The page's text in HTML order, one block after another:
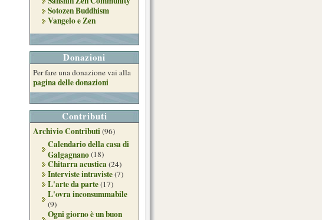
Sotozen Buddhism
Vangelo e Zen
Donazioni
Per fare una donazione vai alla
pagina delle donazioni
Contributi
Archivio Contributi(96)
Calendario della casa di
Galgagnano(18)
Chitarra acustica(24)
Interviste intraviste(7)
L'arte da parte(17)
L'ovra inconsummabile
(9)
Ogni giorno è un buon